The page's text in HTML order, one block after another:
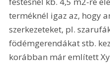
terméknél igaz az, hogy
szerkezeteket, pl.
födémgerendákat stb.
korábban már említett